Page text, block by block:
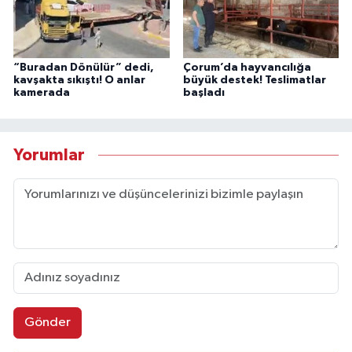
“Buradan Dönülür” dedi,
kavşakta sıkıştı! O anlar
kamerada
Çorum’da hayvancılığa
büyük destek! Teslimatlar
başladı
Yorumlar
Gönder